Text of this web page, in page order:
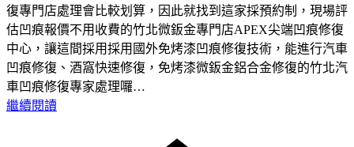
復專門店處理會比較划算，因此就找到這家採預約制，現場評
估凹痕報價不用收費的竹北微鈑金專門店APEX尖端凹痕修復
中心，讓這間採用採用國外免烤漆凹痕修復技術，能進行汽車
凹痕修復、酒窩快速修復，免烤漆微鈑金鋁合金修復的竹北汽
車凹痕修復專家處理囉…
繼續閱讀